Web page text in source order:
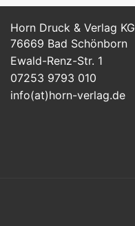
Horn Druck & Verlag KG
76669 Bad Schönborn
Ewald-Renz-Str. 1
07253 9793 010
info(at)horn-verlag.de